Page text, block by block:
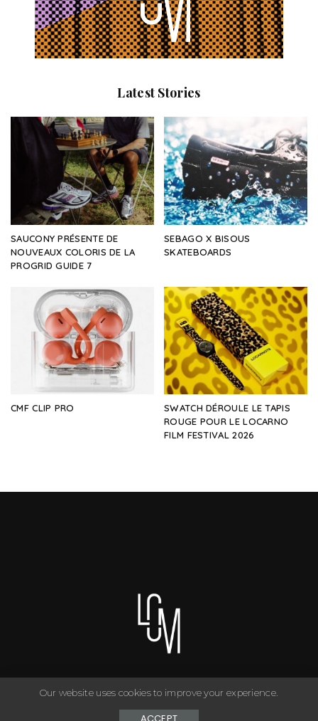
Latest Stories
SAUCONY PRÉSENTE DE
NOUVEAUX COLORIS DE LA
PROGRID GUIDE 7
SEBAGO X BISOUS
SKATEBOARDS
CMF CLIP PRO
SWATCH DÉROULE LE TAPIS
ROUGE POUR LE LOCARNO
FILM FESTIVAL 2026
You can have anything you want in life if you dress for it. ©
Copyright Le Closet - 2024
Our website uses cookies to improve your experience.